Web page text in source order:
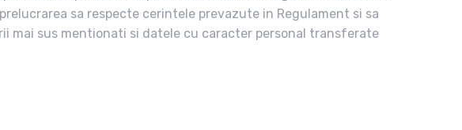
sa respecte cerintele prevazute in Regulament si sa
mai sus mentionati si datele cu caracter personal transferate